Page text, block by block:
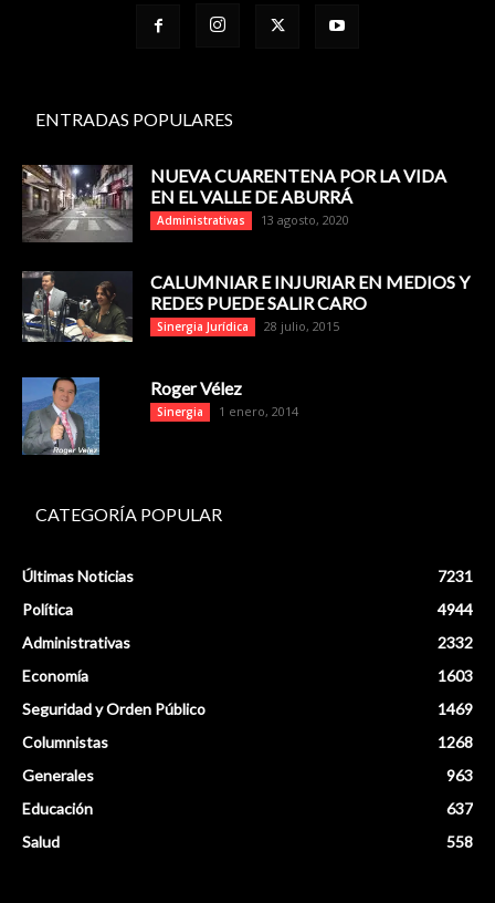
ENTRADAS POPULARES
NUEVA CUARENTENA POR LA VIDA
EN EL VALLE DE ABURRÁ
Administrativas 13 agosto, 2020
CALUMNIAR E INJURIAR EN MEDIOS Y
REDES PUEDE SALIR CARO
Sinergia Jurídica 28 julio, 2015
Roger Vélez
Sinergia 1 enero, 2014
CATEGORÍA POPULAR
Últimas Noticias
7231
Política
4944
Administrativas
2332
Economía
1603
Seguridad y Orden Público
1469
Columnistas
1268
Generales
963
Educación
637
Salud
558